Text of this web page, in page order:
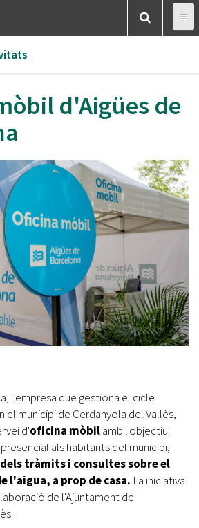
d'Aigües de
l'empresa que gestiona el cicle
el municipi de Cerdanyola del Vallès,
d'oficina mòbilamb l'objectiu
als habitants del municipi,
tràmits i consultes sobre el
l'aigua, a prop de casa. La iniciativa
de l'Ajuntament de